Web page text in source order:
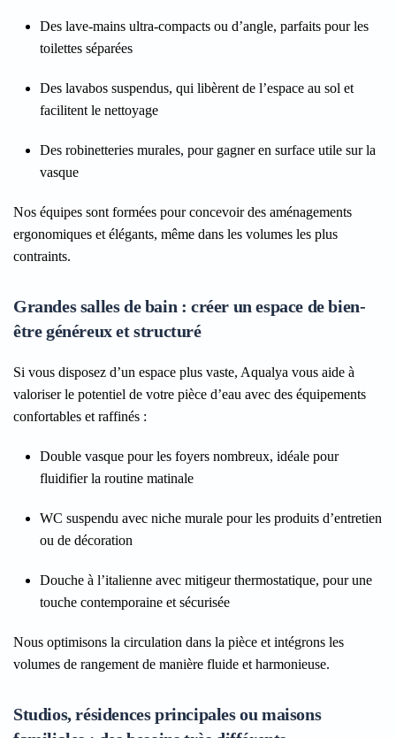
Des lave-mains ultra-compacts ou d’angle, parfaits pour les
toilettes séparées
Des lavabos suspendus, qui libèrent de l’espace au sol et
facilitent le nettoyage
Des robinetteries murales, pour gagner en surface utile sur la
vasque
Nos équipes sont formées pour concevoir des aménagements
ergonomiques et élégants, même dans les volumes les plus
contraints.
Grandes salles de bain : créer un espace de bien-
être généreux et structuré
Si vous disposez d’un espace plus vaste, Aqualya vous aide à
valoriser le potentiel de votre pièce d’eau avec des équipements
confortables et raffinés :
Double vasque pour les foyers nombreux, idéale pour
fluidifier la routine matinale
WC suspendu avec niche murale pour les produits d’entretien
ou de décoration
Douche à l’italienne avec mitigeur thermostatique, pour une
touche contemporaine et sécurisée
Nous optimisons la circulation dans la pièce et intégrons les
volumes de rangement de manière fluide et harmonieuse.
Studios, résidences principales ou maisons